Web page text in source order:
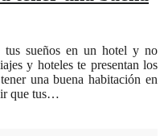
tus sueños en un hotel y no
y hoteles te presentan los
una buena habitación en
que tus…